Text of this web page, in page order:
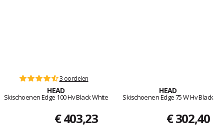
3 oordelen
HEAD
Skischoenen Edge 100 Hv Black White
€ 403,23
HEAD
Skischoenen Edge 75 W Hv Black
€ 302,40